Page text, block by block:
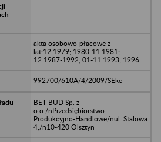
akta osobowo-płacowe z
lat:12.1979; 1980-11.1981;
12.1987-1992; 01-11.1993; 1996
992700/610A/4/2009/SEke
BET-BUD Sp. z
o.o./nPrzedsiębiorstwo
Produkcyjno-Handlowe/nul. Stalowa
4,/n10-420 Olsztyn